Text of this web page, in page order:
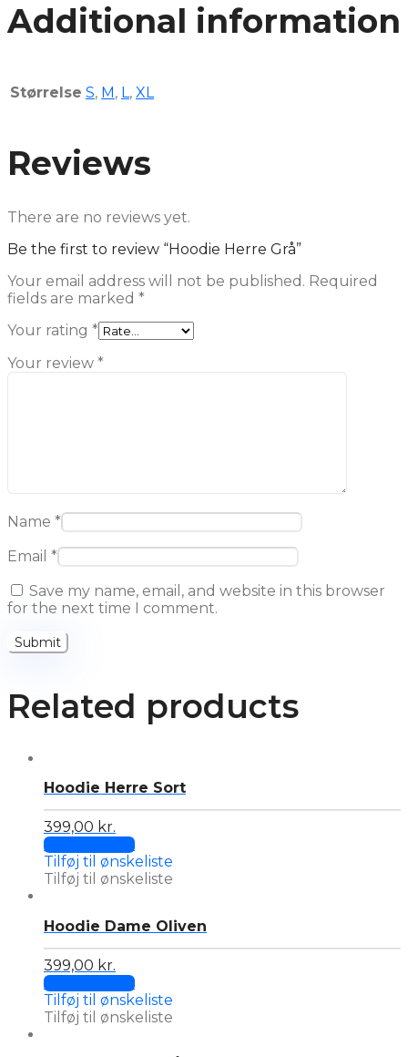
Additional information
Størrelse S, M , L, XL
Reviews
There are no reviews yet.
Be the first to review “Hoodie Herre Grå”
Your email address will not be published. Required
fields are marked *
Your rating *
Your review *
Name *
Email *
Save my name, email, and website in this browser
for the next time I comment.
Related products
Hoodie Herre Sort
399,00 kr.
Select optionsThis
product
has
The
options
be
chosen
on
Tilføj til ønskeliste
Tilføj til ønskeliste
Hoodie Dame Oliven
399,00 kr.
Select optionsThis
product
has
Tilføj til ønskeliste
Tilføj til ønskeliste